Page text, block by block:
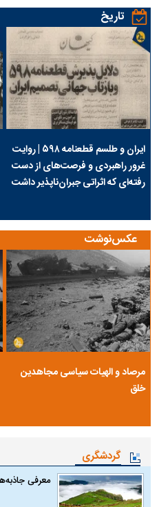
تاریخ
ایران و طلسم قطعنامه ۵۹۸ | روایت
غرور راهبردی و فرصت‌های از دست
رفته‌ای که اثراتی جبران‌ناپذیر داشت
عکس‌نوشت
مرصاد و الهیات سیاسی مجاهدین
خلق
گردشگری
معرفی